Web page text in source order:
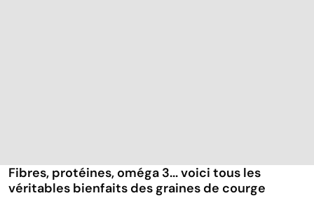
Fibres, protéines, oméga 3... voici tous les
véritables bienfaits des graines de courge